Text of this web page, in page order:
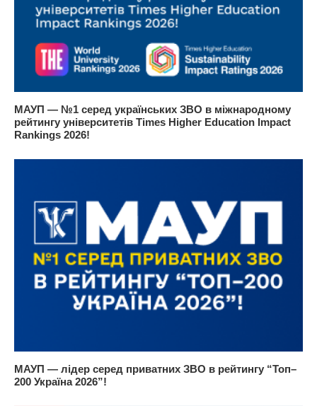
МАУП — №1 серед українських ЗВО в міжнародному
рейтингу університетів Times Higher Education Impact
Rankings 2026!
МАУП — лідер серед приватних ЗВО в рейтингу “Топ–
200 Україна 2026”!